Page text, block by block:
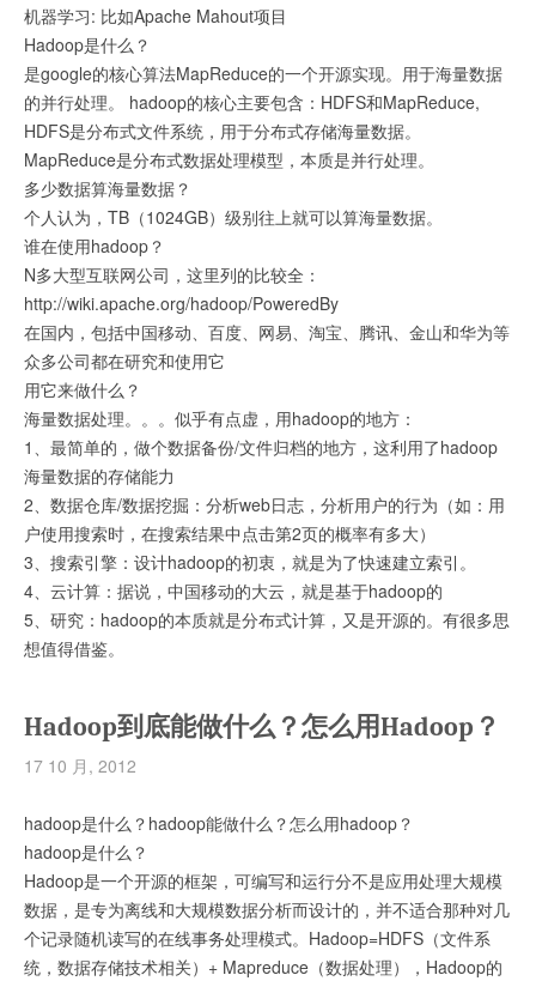
机器学习: 比如Apache Mahout项目
Hadoop是什么？
是google的核心算法MapReduce的一个开源实现。用于海量数据
的并行处理。 hadoop的核心主要包含：HDFS和MapReduce,
HDFS是分布式文件系统，用于分布式存储海量数据。
MapReduce是分布式数据处理模型，本质是并行处理。
多少数据算海量数据？
个人认为，TB（1024GB）级别往上就可以算海量数据。
谁在使用hadoop？
N多大型互联网公司，这里列的比较全：
http://wiki.apache.org/hadoop/PoweredBy
在国内，包括中国移动、百度、网易、淘宝、腾讯、金山和华为等
众多公司都在研究和使用它
用它来做什么？
海量数据处理。。。似乎有点虚，用hadoop的地方：
1、最简单的，做个数据备份/文件归档的地方，这利用了hadoop
海量数据的存储能力
2、数据仓库/数据挖掘：分析web日志，分析用户的行为（如：用
户使用搜索时，在搜索结果中点击第2页的概率有多大）
3、搜索引擎：设计hadoop的初衷，就是为了快速建立索引。
4、云计算：据说，中国移动的大云，就是基于hadoop的
5、研究：hadoop的本质就是分布式计算，又是开源的。有很多思
想值得借鉴。
Hadoop到底能做什么？怎么用Hadoop？
17 10 月, 2012
hadoop是什么？hadoop能做什么？怎么用hadoop？
hadoop是什么？
Hadoop是一个开源的框架，可编写和运行分不是应用处理大规模
数据，是专为离线和大规模数据分析而设计的，并不适合那种对几
个记录随机读写的在线事务处理模式。Hadoop=HDFS（文件系
统，数据存储技术相关）+ Mapreduce（数据处理），Hadoop的